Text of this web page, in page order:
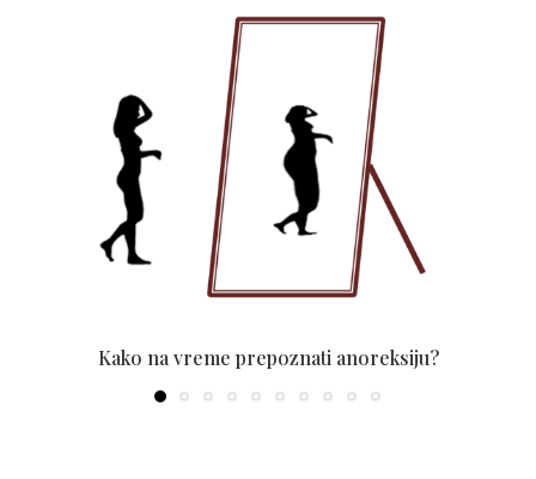
Kako na vreme prepoznati anoreksiju?